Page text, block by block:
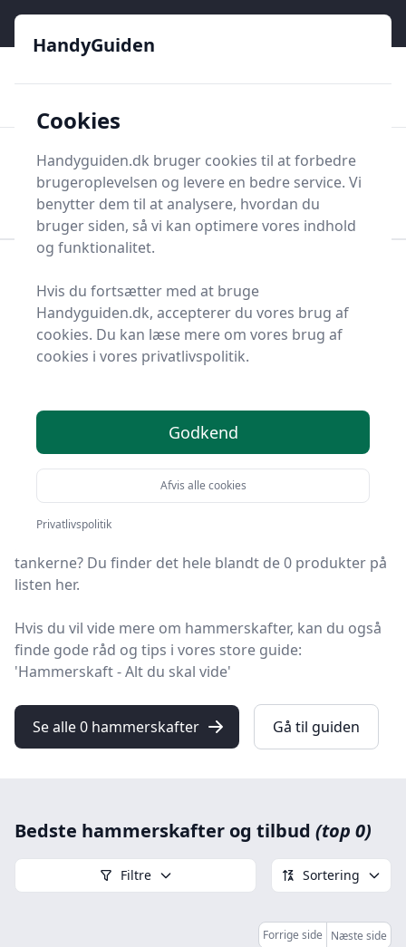
HandyGuiden
Søg nu
Søg nu
Diverse værktøj
Hammerskaft
Bedste hammerskafter
og tilbud - top 0
HandyGuiden er stedet at finde hammerskafter. Vi har
samlet 0 top-produkter, så du hurtigt kan vælge det
bedste.
Leder du efter et godt hammerskaft tilbud? Vil du have
tankerne? Du finder det hele blandt de 0 produkter på
listen her.
Hvis du vil vide mere om hammerskafter, kan du også
finde gode råd og tips i vores store guide:
'Hammerskaft - Alt du skal vide'
Se alle 0 hammerskafter Gå til guiden
Bedste hammerskafter og tilbud (top 0)
Filtre Sortering
Forrige side Næste side
HandyGuiden
Cookies
Handyguiden.dk bruger cookies til at forbedre
brugeroplevelsen og levere en bedre service. Vi
benytter dem til at analysere, hvordan du
bruger siden, så vi kan optimere vores indhold
og funktionalitet.
Hvis du fortsætter med at bruge
Handyguiden.dk, accepterer du vores brug af
cookies. Du kan læse mere om vores brug af
cookies i vores privatlivspolitik.
Godkend
Afvis alle cookies
Privatlivspolitik